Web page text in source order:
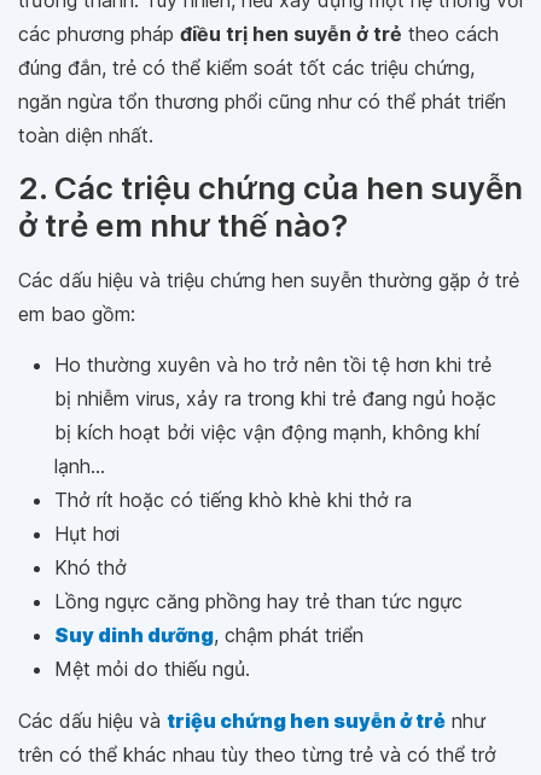
các phương pháp điều trị hen suyễn ở trẻ theo cách
đúng đắn, trẻ có thể kiểm soát tốt các triệu chứng,
ngăn ngừa tổn thương phổi cũng như có thể phát triển
toàn diện nhất.
2. Các triệu chứng của hen suyễn
ở trẻ em như thế nào?
Các dấu hiệu và triệu chứng hen suyễn thường gặp ở trẻ
em bao gồm:
Ho thường xuyên và ho trở nên tồi tệ hơn khi trẻ
bị nhiễm virus, xảy ra trong khi trẻ đang ngủ hoặc
bị kích hoạt bởi việc vận động mạnh, không khí
lạnh...
Thở rít hoặc có tiếng khò khè khi thở ra
Hụt hơi
Khó thở
Lồng ngực căng phồng hay trẻ than tức ngực
Suy dinh dưỡng, chậm phát triển
Mệt mỏi do thiếu ngủ.
Các dấu hiệu và triệu chứng hen suyễn ở trẻ như
trên có thể khác nhau tùy theo từng trẻ và có thể trở